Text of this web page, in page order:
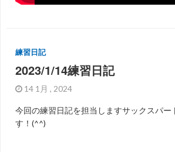
練習日記
2023/1/14練習日記
14 1月 , 2024
今回の練習日記を担当しますサックスパ
す！(^^)